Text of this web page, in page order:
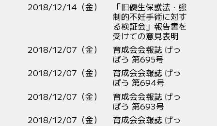
2018/12/14（金）
「旧優生保護法・強
制的不妊手術に対す
る検証会」報告書を
受けての意見表明
2018/12/07（金）
育成会会報誌 げっ
ぽう 第695号
2018/12/07（金）
育成会会報誌 げっ
ぽう 第694号
2018/12/07（金）
育成会会報誌 げっ
ぽう 第693号
2018/12/07（金）
育成会会報誌 げっ